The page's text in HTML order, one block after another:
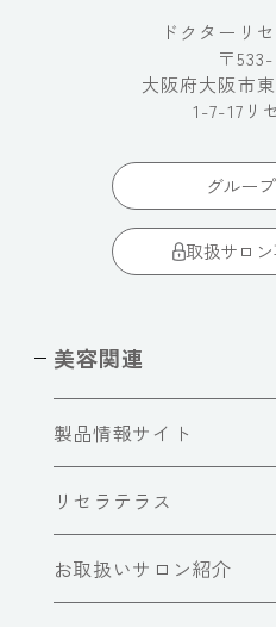
ドクターリ
〒
大阪府大阪市
1-7-17リ
グルー
取扱サロ
美容関連
製品情報サイト
リセラテラス
お取扱いサロン紹介